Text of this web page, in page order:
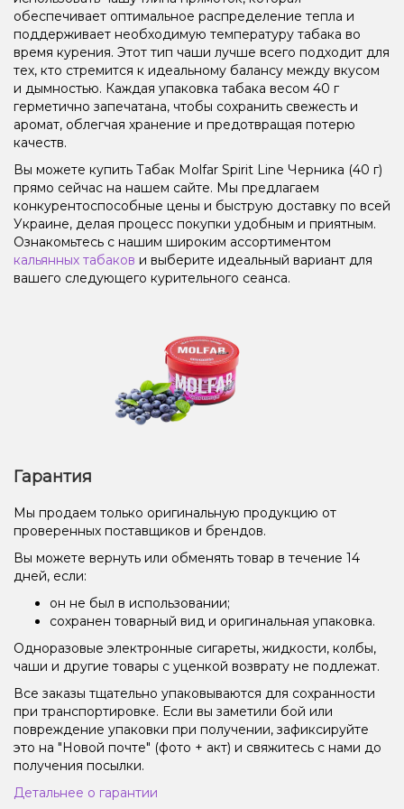
обеспечивает оптимальное распределение тепла и
поддерживает необходимую температуру табака во
время курения. Этот тип чаши лучше всего подходит для
тех, кто стремится к идеальному балансу между вкусом
и дымностью. Каждая упаковка табака весом 40 г
герметично запечатана, чтобы сохранить свежесть и
аромат, облегчая хранение и предотвращая потерю
качеств.
Вы можете купить Табак Molfar Spirit Line Черника (40 г)
прямо сейчас на нашем сайте. Мы предлагаем
конкурентоспособные цены и быструю доставку по всей
Украине, делая процесс покупки удобным и приятным.
Ознакомьтесь с нашим широким ассортиментом
кальянных табаков и выберите идеальный вариант для
вашего следующего курительного сеанса.
Гарантия
Мы продаем только оригинальную продукцию от
проверенных поставщиков и брендов.
Вы можете вернуть или обменять товар в течение 14
дней, если:
он не был в использовании;
сохранен товарный вид и оригинальная упаковка.
Одноразовые электронные сигареты, жидкости, колбы,
чаши и другие товары с уценкой возврату не подлежат.
Все заказы тщательно упаковываются для сохранности
при транспортировке. Если вы заметили бой или
повреждение упаковки при получении, зафиксируйте
это на "Новой почте" (фото + акт) и свяжитесь с нами до
получения посылки.
Детальнее о гарантии